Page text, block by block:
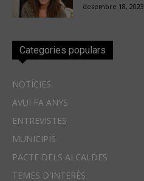
desembre 18, 2023
Categories populars
NOTÍCIES
AVUI FA ANYS
ENTREVISTES
MUNICIPIS
PACTE DELS ALCALDES
TEMES D'INTERÈS